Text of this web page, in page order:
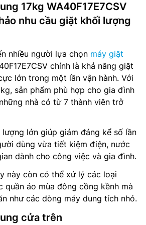
17kg WA40F17E7CSV
nhu cầu giặt khối lượng
nhiều người lựa chọn máy giặt
chính là khả năng giặt
lớn trong một lần vận hành. Với
sản phẩm phù hợp cho gia đình
nhà có từ 7 thành viên trở
lượng lớn giúp giảm đáng kể số lần
dùng vừa tiết kiệm điện, nước
dành cho công việc và gia đình.
này còn có thể xử lý các loại
quần áo mùa đông cồng kềnh mà
như các dòng máy dung tích nhỏ.
cửa trên